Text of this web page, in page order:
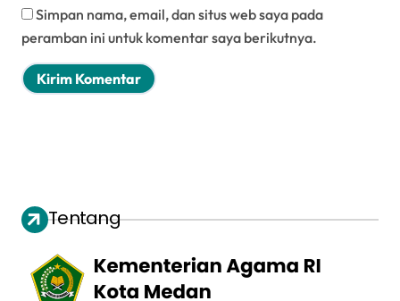
Simpan nama, email, dan situs web saya pada
peramban ini untuk komentar saya berikutnya.
Tentang